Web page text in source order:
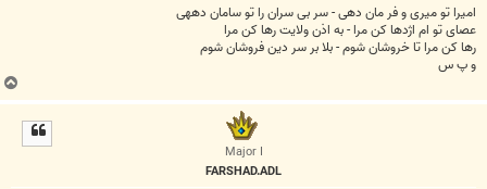
امیرا تو میری و فر مان دهی - سر بی سران را تو سامان دههی
عصای تو ام اژدها کن مرا - به اذن ولایت رها کن مرا
رها کن مرا تا خروشان شوم - بلا بر سر دین فروشان شوم
و پ س
ب
ا
Major I
FARSHAD.ADL